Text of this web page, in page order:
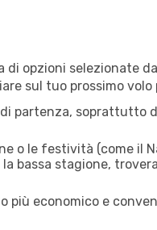
di opzioni selezionate
sul tuo prossimo volo
partenza, soprattutto
o le festività (come il
bassa stagione,
più economico e